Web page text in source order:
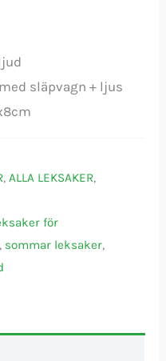
med släpvagn + ljus
,ALLA LEKSAKER,
för
, sommar leksaker,